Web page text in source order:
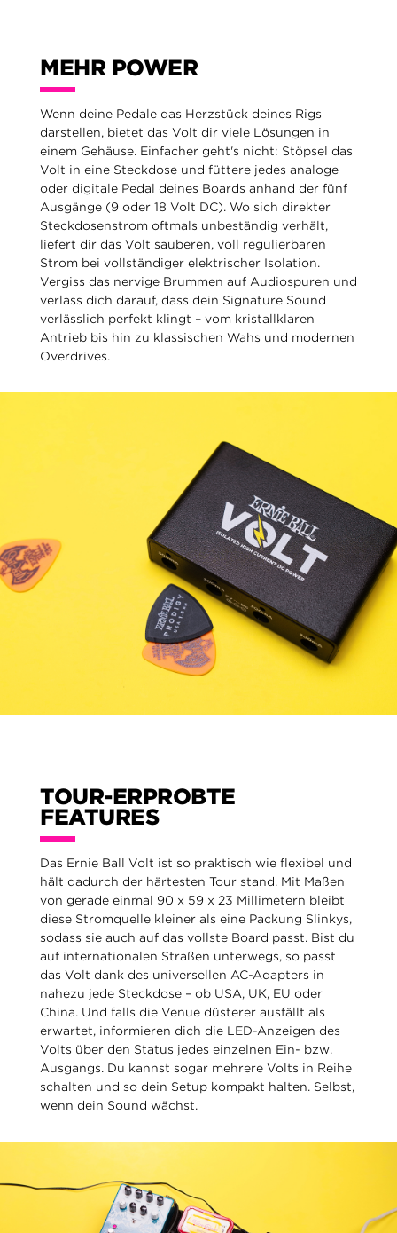
MEHR POWER
Wenn deine Pedale das Herzstück deines Rigs
darstellen, bietet das Volt dir viele Lösungen in
einem Gehäuse. Einfacher geht's nicht: Stöpsel das
Volt in eine Steckdose und füttere jedes analoge
oder digitale Pedal deines Boards anhand der fünf
Ausgänge (9 oder 18 Volt DC). Wo sich direkter
Steckdosenstrom oftmals unbeständig verhält,
liefert dir das Volt sauberen, voll regulierbaren
Strom bei vollständiger elektrischer Isolation.
Vergiss das nervige Brummen auf Audiospuren und
verlass dich darauf, dass dein Signature Sound
verlässlich perfekt klingt – vom kristallklaren
Antrieb bis hin zu klassischen Wahs und modernen
Overdrives.
TOUR-ERPROBTE
FEATURES
Das Ernie Ball Volt ist so praktisch wie flexibel und
hält dadurch der härtesten Tour stand. Mit Maßen
von gerade einmal 90 x 59 x 23 Millimetern bleibt
diese Stromquelle kleiner als eine Packung Slinkys,
sodass sie auch auf das vollste Board passt. Bist du
auf internationalen Straßen unterwegs, so passt
das Volt dank des universellen AC-Adapters in
nahezu jede Steckdose – ob USA, UK, EU oder
China. Und falls die Venue düsterer ausfällt als
erwartet, informieren dich die LED-Anzeigen des
Volts über den Status jedes einzelnen Ein- bzw.
Ausgangs. Du kannst sogar mehrere Volts in Reihe
schalten und so dein Setup kompakt halten. Selbst,
wenn dein Sound wächst.